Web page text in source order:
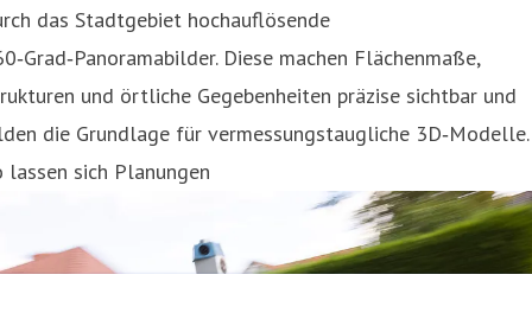
das Stadtgebiet hochauflösende
Diese machen Flächenmaße,
und örtliche Gegebenheiten präzise sichtbar und
die Grundlage für vermessungstaugliche 3D‑Modelle.
lassen sich Planungen